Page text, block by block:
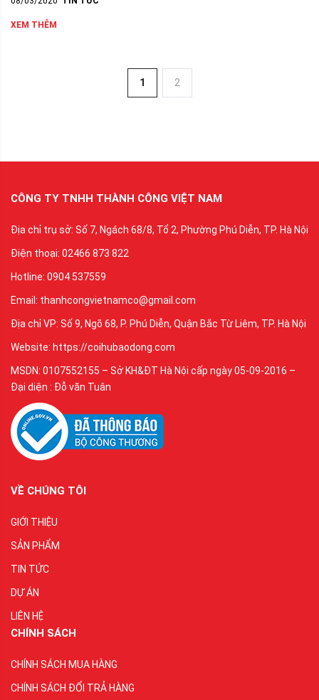
XEM THÊM
1 2
CÔNG TY TNHH THÀNH CÔNG VIỆT NAM
Địa chỉ trụ sở: Số 7, Ngách 68/8, Tổ 2, Phường Phú Diễn, TP. Hà Nội
Điện thoại: 02466 873 822
Hotline: 0904 537559
Email: thanhcongvietnamco@gmail.com
Địa chỉ VP: Số 9, Ngõ 68, P. Phú Diễn, Quận Bắc Từ Liêm, TP. Hà Nội
Website: https://coihubaodong.com
MSDN: 0107552155 – Sở KH&ĐT Hà Nội cấp ngày 05-09-2016 –
Đại diện : Đỗ văn Tuân
VỀ CHÚNG TÔI
GIỚI THIỆU
SẢN PHẨM
TIN TỨC
DỰ ÁN
LIÊN HỆ
CHÍNH SÁCH
CHÍNH SÁCH MUA HÀNG
CHÍNH SÁCH ĐỔI TRẢ HÀNG